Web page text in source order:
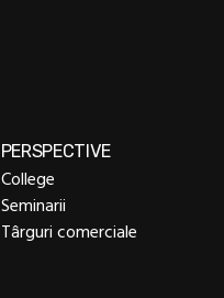
PERSPECTIVE
College
Seminarii
Târguri comerciale